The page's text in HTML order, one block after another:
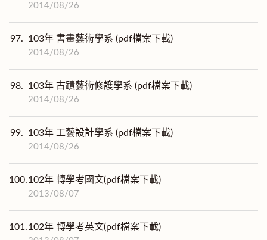
2014/08/26
97. 103年 書畫藝術學系 (pdf檔案下載)
2014/08/26
98. 103年 古蹟藝術修護學系 (pdf檔案下載)
2014/08/26
99. 103年 工藝設計學系 (pdf檔案下載)
2014/08/26
100.102年 轉學考國文(pdf檔案下載)
2013/08/07
101.102年 轉學考英文(pdf檔案下載)